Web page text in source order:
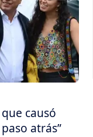
causó
atrás”